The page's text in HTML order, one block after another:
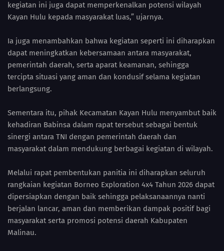
kegiatan ini juga dapat memperkenalkan potensi wilayah
Kayan Hulu kepada masyarakat luas,” ujarnya.
Ia juga menambahkan bahwa kegiatan seperti ini diharapkan
dapat meningkatkan kebersamaan antara masyarakat,
pemerintah daerah, serta aparat keamanan, sehingga
tercipta situasi yang aman dan kondusif selama kegiatan
berlangsung.
Sementara itu, pihak Kecamatan Kayan Hulu menyambut baik
kehadiran Babinsa dalam rapat tersebut sebagai bentuk
sinergi antara TNI dengan pemerintah daerah dan
masyarakat dalam mendukung berbagai kegiatan di wilayah.
Melalui rapat pembentukan panitia ini diharapkan seluruh
rangkaian kegiatan Borneo Exploration 4x4 Tahun 2026 dapat
dipersiapkan dengan baik sehingga pelaksanaannya nanti
berjalan lancar, aman dan memberikan dampak positif bagi
masyarakat serta promosi potensi daerah Kabupaten
Malinau.